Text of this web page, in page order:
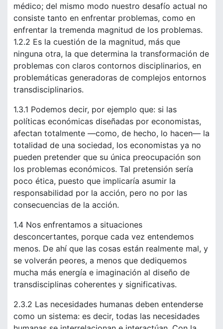
médico; del mismo modo nuestro desafío actual no
consiste tanto en enfrentar problemas, como en
enfrentar la tremenda magnitud de los problemas.
1.2.2 Es la cuestión de la magnitud, más que
ninguna otra, la que determina la transformación de
problemas con claros contornos disciplinarios, en
problemáticas generadoras de complejos entornos
transdisciplinarios.
1.3.1 Podemos decir, por ejemplo que: si las
políticas económicas diseñadas por economistas,
afectan totalmente —como, de hecho, lo hacen— la
totalidad de una sociedad, los economistas ya no
pueden pretender que su única preocupación son
los problemas económicos. Tal pretensión sería
poco ética, puesto que implicaría asumir la
responsabilidad por la acción, pero no por las
consecuencias de la acción.
1.4 Nos enfrentamos a situaciones
desconcertantes, porque cada vez entendemos
menos. De ahí que las cosas están realmente mal, y
se volverán peores, a menos que dediquemos
mucha más energía e imaginación al diseño de
transdisciplinas coherentes y significativas.
2.3.2 Las necesidades humanas deben entenderse
como un sistema: es decir, todas las necesidades